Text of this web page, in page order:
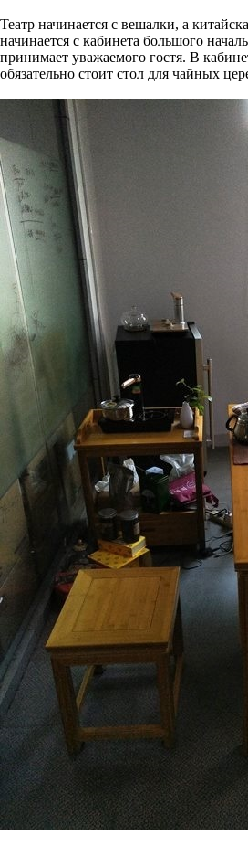
Театр начинается с вешалки, а
начинается с кабинета большого
принимает уважаемого гостя. В
обязательно стоит стол для чайных